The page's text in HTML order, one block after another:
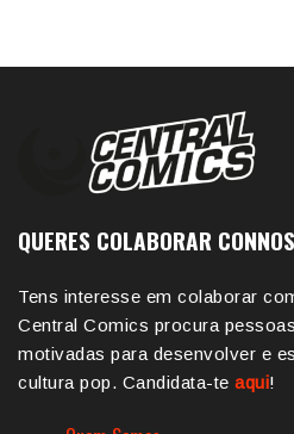
QUERES COLABORAR
Tens interesse em colaborar
Central Comics procura
motivadas para desenvolver e
cultura pop. Candidata-te aqui!